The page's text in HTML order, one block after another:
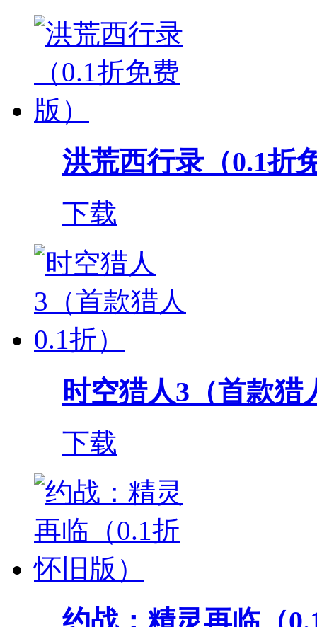
洪荒西行录（0.1折
下载
时空猎人3（首款猎
下载